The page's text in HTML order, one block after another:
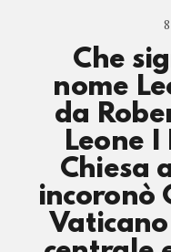
Che
nome
da
Leone
Chiesa
incoronò